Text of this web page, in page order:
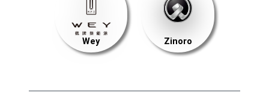
Wey Zinoro